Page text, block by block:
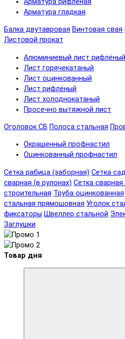
Арматура рифленая
Арматура гладкая
Балка двутавровая Винтовая свая
Листовой прокат
Алюминиевый лист рифлёный
Лист горячекатаный
Лист оцинкованный
Лист рифлёный
Лист холоднокатаный
Просечно вытяжной лист
Оголовок СВ Полоса стальная
Окрашенный профнастил
Оцинкованный профнастил
Сетка рабица (заборная) Сетка
сварная (в рулонах) Сетка
строительная Труба оцинкованная
стальная прямошовная Уголок
фиксаторы Швеллер стальной
Заглушки
Товар дня